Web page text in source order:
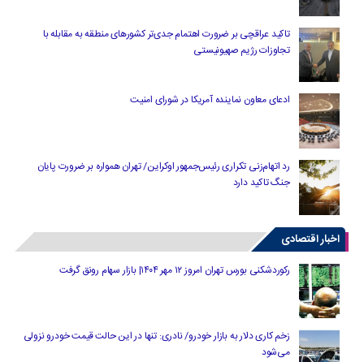
تاکید عراقچی بر ضرورت اهتمام جدی‌تر کشورهای منطقه به مقابله با
تجاوزات رژیم صهیونیستی
ادعای معاون نماینده آمریکا در شورای امنیت
رد اتهام‌زنی تکراری رئیس‌جمهور اوکراین/ تهران همواره بر ضرورت پایان
جنگ تاکید دارد
اخبار اقتصادی
رکوردشکنی بورس تهران امروز ۱۲ مهر ۱۴۰۴| بازار سهام رونق گرفت
زخم کاری دلار به بازار خودرو/ نادری: تنها در این حالت قیمت خودرو نزولی
می‌شود